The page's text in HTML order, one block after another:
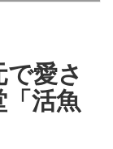
で愛さ
活魚